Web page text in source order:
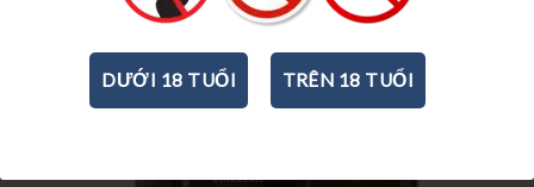
DƯỚI 18 TUỔI TRÊN 18 TUỔI